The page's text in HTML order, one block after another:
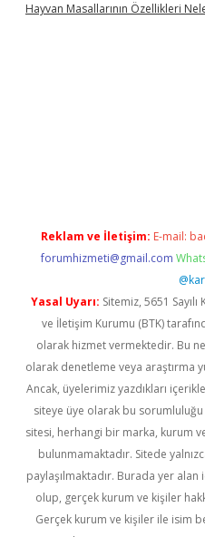
Hayvan Masallarının Özellikleri
Reklam ve İletişim: E-mail:
forumhizmeti@gmail.com
Yasal Uyarı: Sitemiz, 5651
ve İletişim Kurumu (BTK)
olarak hizmet vermektedir. Bu
olarak denetleme veya araştırma
Ancak, üyelerimiz yazdıkları
siteye üye olarak bu
sitesi, herhangi bir marka, kurum
bulunmamaktadır. Sitede
paylaşılmaktadır. Burada yer
olup, gerçek kurum ve kişiler
Gerçek kurum ve kişiler ile isim